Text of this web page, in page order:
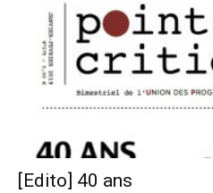
[Edito] 40 ans